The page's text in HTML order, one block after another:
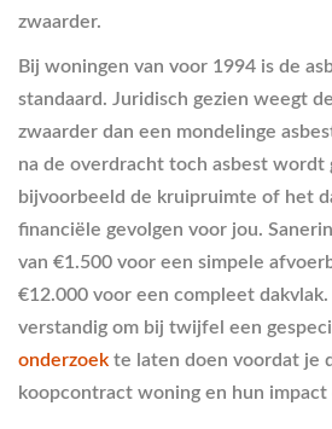
zwaarder.
Bij woningen van voor 1994 is de
standaard. Juridisch gezien weegt
zwaarder dan een mondelinge
na de overdracht toch asbest wordt
bijvoorbeeld de kruipruimte of het
financiële gevolgen voor jou.
van €1.500 voor een simpele
€12.000 voor een compleet
verstandig om bij twijfel een
onderzoek te laten doen voordat je
koopcontract woning en hun